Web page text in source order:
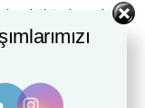
ve kültürel gerekse
eğitimleri